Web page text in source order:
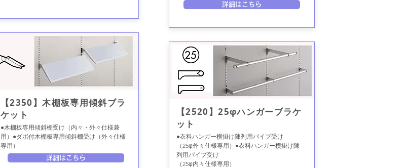
【2350】木棚板専用傾斜ブラ
ケット
●木棚板専用傾斜棚受け（内々・外々仕様兼
用）●ダボ付木棚板専用傾斜棚受け（外々仕様
専用）
詳細はこちら
詳細はこちら
【2520】25φハンガーブラケ
ット
●衣料ハンガー横掛け陳列用パイプ受け
（25φ外々仕様専用）●衣料ハンガー横掛け陳
列用パイプ受け
（25φ内々仕様専用）